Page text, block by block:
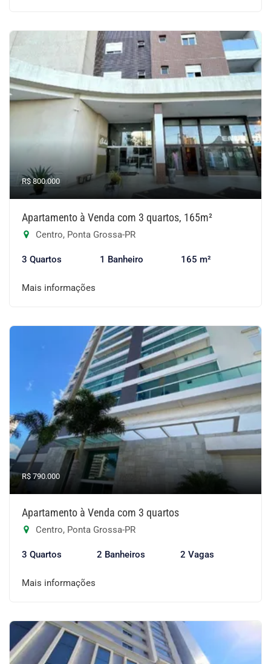
R$ 800.000
Apartamento à Venda com 3 quartos, 165m²
Centro, Ponta Grossa-PR
3 Quartos 1 Banheiro 165 m²
Mais informações
R$ 790.000
Apartamento à Venda com 3 quartos
Centro, Ponta Grossa-PR
3 Quartos 2 Banheiros 2 Vagas
Mais informações